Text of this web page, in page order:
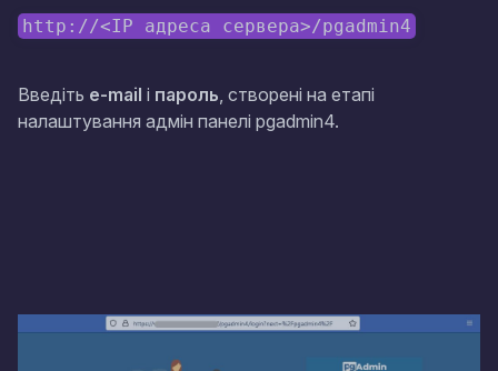
http://<IP адреса сервера>/pgadmin4
Введіть e-mail і пароль, створені на етапі
налаштування адмін панелі pgadmin4.